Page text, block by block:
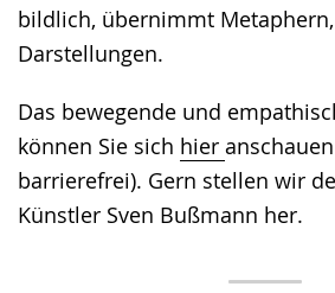
bildlich, übernimmt
Darstellungen.
Das bewegende und
können Sie sich hier
barrierefrei). Gern stellen wir
Künstler Sven Bußmann her.